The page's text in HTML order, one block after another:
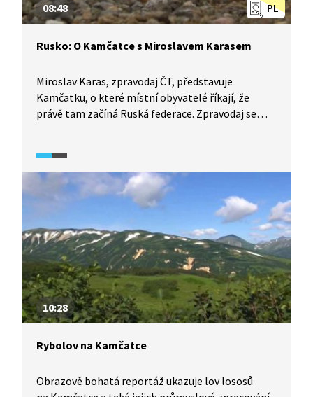
PL
08:48
Rusko: O Kamčatce s Miroslavem Karasem
Miroslav Karas, zpravodaj ČT, představuje
Kamčatku, o které místní obyvatelé říkají, že
právě tam začíná Ruská federace. Zpravodaj se
zátoky a z výpravy do oblasti s termálními
prameny v okolí aktivních i vyhaslých sopek.
10:28
Rybolov na Kamčatce
Obrazově bohatá reportáž ukazuje lov lososů